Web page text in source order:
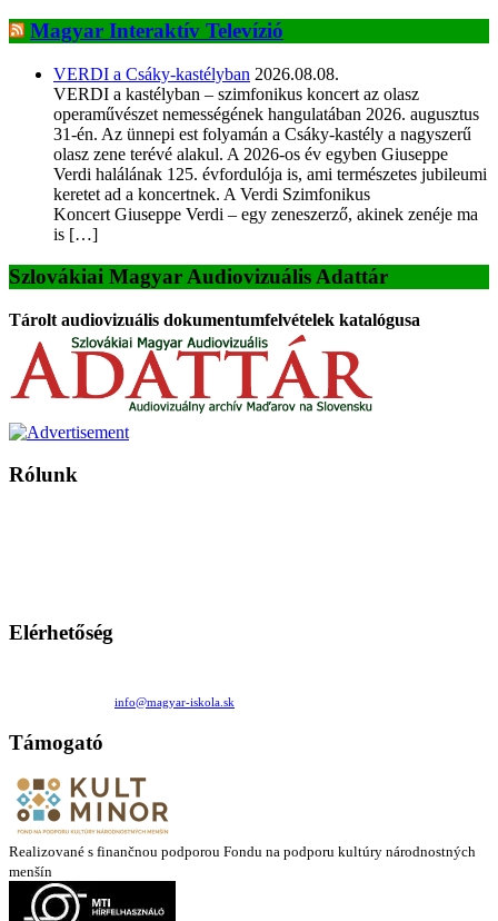
Magyar Interaktív Televízió
VERDI a Csáky-kastélyban 2026.08.08.
VERDI a kastélyban – szimfonikus koncert az olasz
operaművészet nemességének hangulatában 2026. augusztus
31-én. Az ünnepi est folyamán a Csáky-kastély a nagyszerű
olasz zene terévé alakul. A 2026-os év egyben Giuseppe
Verdi halálának 125. évfordulója is, ami természetes jubileumi
keretet ad a koncertnek. A Verdi Szimfonikus
Koncert Giuseppe Verdi – egy zeneszerző, akinek zenéje ma
is […]
Szlovákiai Magyar Audiovizuális Adattár
Tárolt audiovizuális dokumentumfelvételek katalógusa
Rólunk
Elérhetőség
info@magyar-iskola.sk
Támogató
Realizované s finančnou podporou Fondu na podporu kultúry národnostných
menšín